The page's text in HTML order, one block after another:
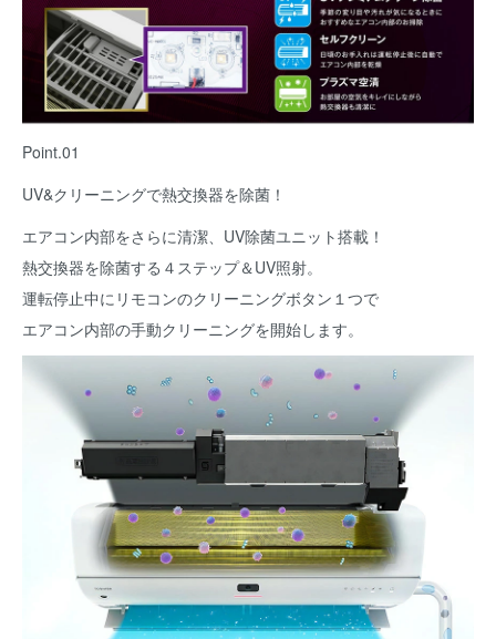
Point.01
UV&クリーニングで熱交換器を除菌！
エアコン内部をさらに清潔、UV除菌ユニット搭載！
熱交換器を除菌する４ステップ＆UV照射。
運転停止中にリモコンのクリーニングボタン１つで
エアコン内部の手動クリーニングを開始します。